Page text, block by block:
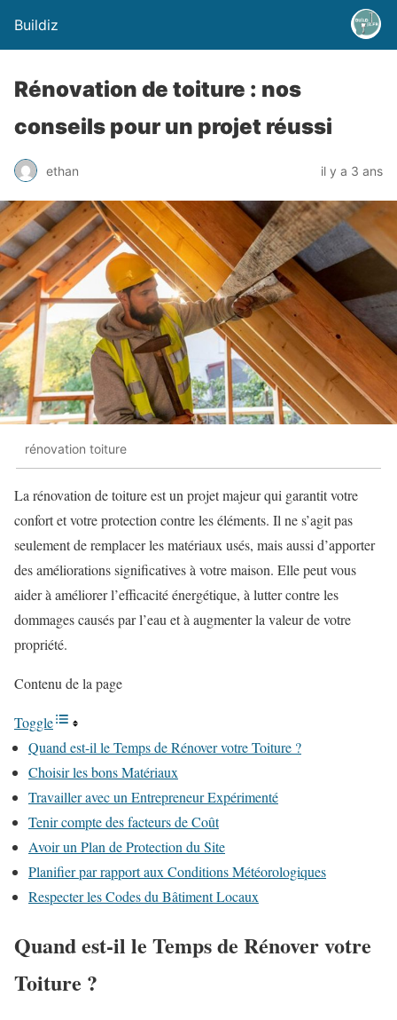
Buildiz
Rénovation de toiture : nos
conseils pour un projet réussi
ethan il y a 3 ans
rénovation toiture
La rénovation de toiture est un projet majeur qui garantit votre
confort et votre protection contre les éléments. Il ne s’agit pas
seulement de remplacer les matériaux usés, mais aussi d’apporter
des améliorations significatives à votre maison. Elle peut vous
aider à améliorer l’efficacité énergétique, à lutter contre les
dommages causés par l’eau et à augmenter la valeur de votre
propriété.
Contenu de la page
Toggle
Quand est-il le Temps de Rénover votre Toiture ?
Choisir les bons Matériaux
Travailler avec un Entrepreneur Expérimenté
Tenir compte des facteurs de Coût
Avoir un Plan de Protection du Site
Planifier par rapport aux Conditions Météorologiques
Respecter les Codes du Bâtiment Locaux
Quand est-il le Temps de Rénover votre
Toiture ?